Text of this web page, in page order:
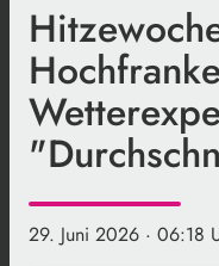
29. Juni 2026 · 06:18